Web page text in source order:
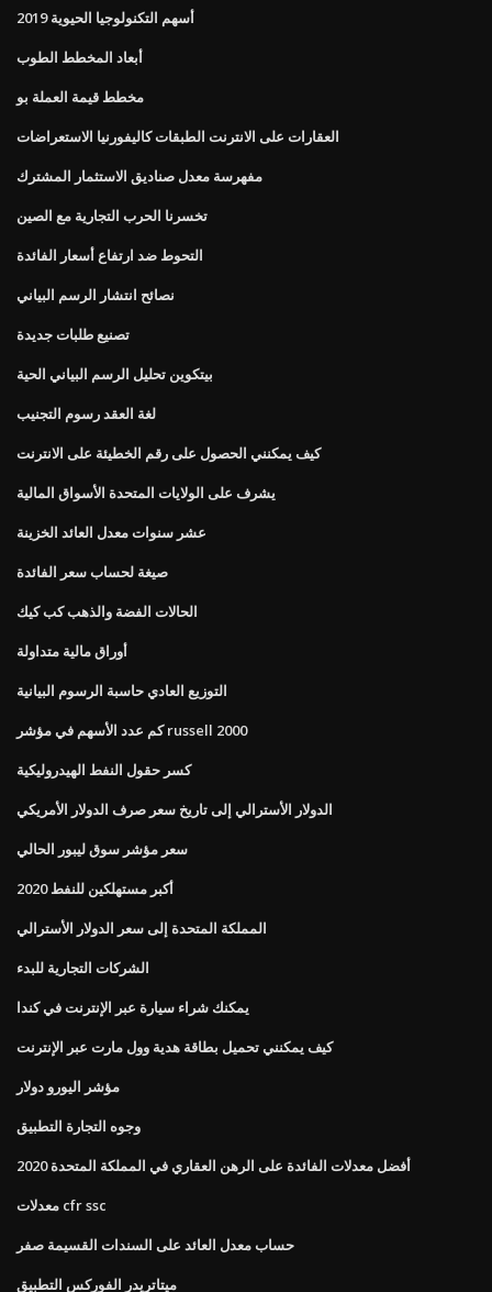
أسهم التكنولوجيا الحيوية 2019
أبعاد المخطط الطوب
مخطط قيمة العملة بو
العقارات على الانترنت الطبقات كاليفورنيا الاستعراضات
مفهرسة معدل صناديق الاستثمار المشترك
تخسرنا الحرب التجارية مع الصين
التحوط ضد ارتفاع أسعار الفائدة
نصائح انتشار الرسم البياني
تصنيع طلبات جديدة
بيتكوين تحليل الرسم البياني الحية
لغة العقد رسوم التجنيب
كيف يمكنني الحصول على رقم الخطيئة على الانترنت
يشرف على الولايات المتحدة الأسواق المالية
عشر سنوات معدل العائد الخزينة
صيغة لحساب سعر الفائدة
الحالات الفضة والذهب كب كيك
أوراق مالية متداولة
التوزيع العادي حاسبة الرسوم البيانية
كم عدد الأسهم في مؤشر russell 2000
كسر حقول النفط الهيدروليكية
الدولار الأسترالي إلى تاريخ سعر صرف الدولار الأمريكي
سعر مؤشر سوق ليبور الحالي
أكبر مستهلكين للنفط 2020
المملكة المتحدة إلى سعر الدولار الأسترالي
الشركات التجارية للبدء
يمكنك شراء سيارة عبر الإنترنت في كندا
كيف يمكنني تحميل بطاقة هدية وول مارت عبر الإنترنت
مؤشر اليورو دولار
وجوه التجارة التطبيق
أفضل معدلات الفائدة على الرهن العقاري في المملكة المتحدة 2020
معدلات cfr ssc
حساب معدل العائد على السندات القسيمة صفر
ميتاتريدر الفوركس التطبيق